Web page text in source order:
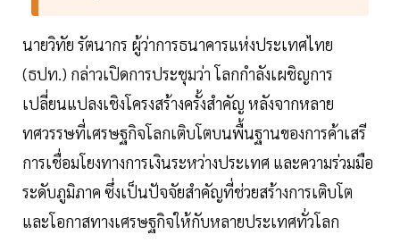
นายวิทัย รัตนากร ผู้ว่าการธนาคารแห่งประเทศไทย
(ธปท.) กล่าวเปิดการประชุมว่า โลกกำลังเผชิญการ
เปลี่ยนแปลงเชิงโครงสร้างครั้งสำคัญ หลังจากหลาย
ทศวรรษที่เศรษฐกิจโลกเติบโตบนพื้นฐานของการค้าเสรี
การเชื่อมโยงทางการเงินระหว่างประเทศ และความร่วมมือ
ระดับภูมิภาค ซึ่งเป็นปัจจัยสำคัญที่ช่วยสร้างการเติบโต
และโอกาสทางเศรษฐกิจให้กับหลายประเทศทั่วโลก